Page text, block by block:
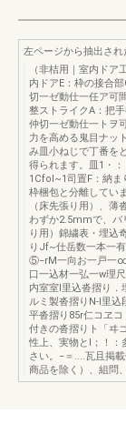
左ページから抽出され
（非桔用｜室内ド
内ドアE：枠の接合
切一ゼ動仕一任ア可
整ストライクA：把
仲切一ゼ動仕一トヲ
力を高める鬼目ナッ
み皿小ねじで丁番を
得られます。皿1・：
1Cfol~1司置F：納ま
枠梱包と分離してい
（床先張り用）、
わずか2.5mmで、バ
り用）錦繍表・埋込
りJf~仕岳数一本一
⑤−rM一向お一戸一
口一込材一弘一w理
内室室I里込沓摺り．
ルミ製沓摺りN-I里
平沓摺り85r仁コヱ
付きの沓摺りト「ヰ
性上、実物とI；！：
さい。−＝....瓦且掲
商品を除く）、組問